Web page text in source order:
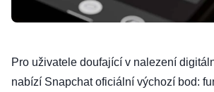
Pro uživatele doufající v nalezení
nabízí Snapchat oficiální výchozí bod: